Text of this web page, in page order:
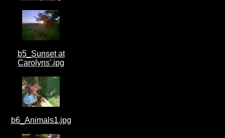
b5_Sunset at
Carolyns'.jpg
b6_Animals1.jpg